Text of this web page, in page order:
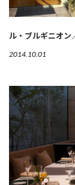
ル・ブルギニオ
2014.10.01